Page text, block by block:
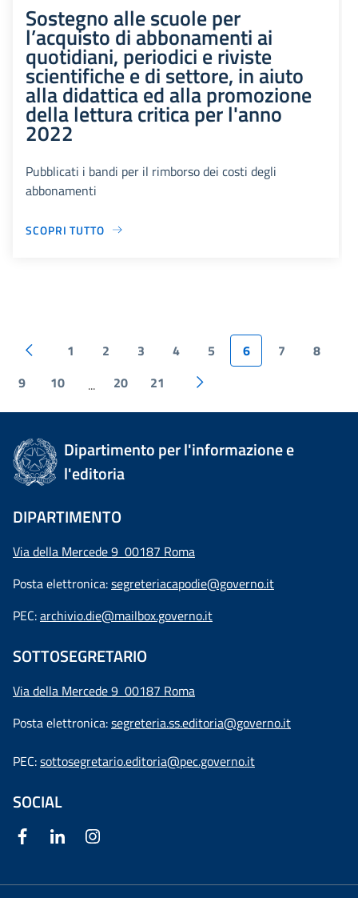
Sostegno alle scuole per
l’acquisto di abbonamenti ai
quotidiani, periodici e riviste
scientifiche e di settore, in aiuto
alla didattica ed alla promozione
della lettura critica per l'anno
2022
Pubblicati i bandi per il rimborso dei costi degli
abbonamenti
SCOPRI TUTTO
1 2 3 4 5 6 7
8
9
10 ... 20 21
Dipartimento per l'informazione e
l'editoria
DIPARTIMENTO
Via della Mercede 9 00187 Roma
Posta elettronica:segreteriacapodie@governo.it
PEC:archivio.die@mailbox.governo.it
SOTTOSEGRETARIO
Via della Mercede 9 00187 Roma
Posta elettronica:segreteria.ss.editoria@governo.it
PEC:sottosegretario.editoria@pec.governo.it
SOCIAL